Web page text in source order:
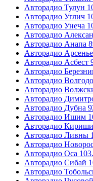
Авторадио Тулун
Авторадио Углич
Авторадио Унеча
Авторадио
Авторадио Анапа
Авторадио
Авторадио Асбест
Авторадио
Авторадио
Авторадио
Авторадио
Авторадио Дубна
Авторадио Ишим
Авторадио
Авторадио Ливны
Авторадио
Авторадио Оса
Авторадио Сибай
Авторадио